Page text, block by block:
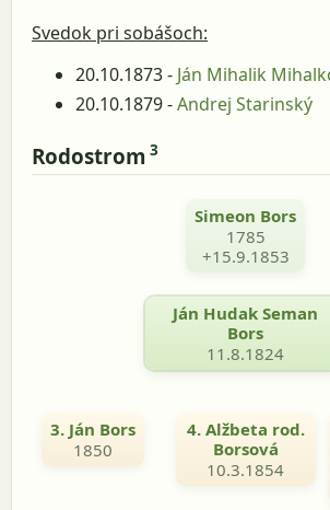
Svedok pri sobášoch:
20.10.1873 - Ján Mihalik
20.10.1879 -Andrej Starinský
Rodostrom 3
Simeon Bors
1785
+15.9.1853
Ján Hudak Seman
Bors
11.8.1824
3. Ján Bors
1850
4. Alžbeta rod.
Borsová
10.3.1854